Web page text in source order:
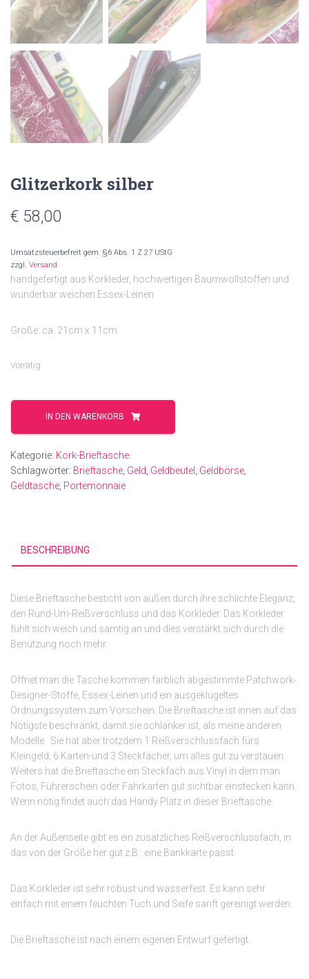
Glitzerkork silber
€ 58,00
Umsatzsteuerbefreit gem. §6 Abs. 1 Z 27 UStG
zzgl. Versand
handgefertigt aus Korkleder, hochwertigen Baumwollstoffen und
wunderbar weichen Essex-Leinen
Größe: ca. 21cm x 11cm
Vorrätig
Glitzerkork
Menge
IN DEN WARENKORB
Kategorie: Kork-Brieftasche
Schlagwörter: Brieftasche Geld Geldbeutel Geldbörse
Geldtasche Portemonnaie
BESCHREIBUNG
Diese Brieftasche besticht von außen durch ihre schlichte Eleganz,
den Rund-Um-Reißverschluss und das Korkleder. Das Korkleder
fühlt sich weich und samtig an und dies verstärkt sich durch die
Benützung noch mehr.
Öffnet man die Tasche kommen farblich abgestimmte Patchwork-
Designer-Stoffe, Essex-Leinen und ein ausgeklügeltes
Ordnungssystem zum Vorschein. Die Brieftasche ist innen auf das
Nötigste beschränkt, damit sie schlanker ist, als meine anderen
Modelle. Sie hat aber trotzdem 1 Reißverschlussfach fürs
Kleingeld, 6 Karten-und 3 Steckfächer, um alles gut zu verstauen.
Weiters hat die Brieftasche ein Steckfach aus Vinyl in dem man
Fotos, Führerschein oder Fahrkarten gut sichtbar einstecken kann.
Wenn nötig findet auch das Handy Platz in dieser Brieftasche.
An der Außenseite gibt es ein zusätzliches Reißverschlussfach, in
das von der Größe her gut z.B.: eine Bankkarte passt.
Das Korkleder ist sehr robust und wasserfest. Es kann sehr
einfach mit einem feuchten Tuch und Seife sanft gereinigt werden.
Die Brieftasche ist nach einem eigenen Entwurf gefertigt.